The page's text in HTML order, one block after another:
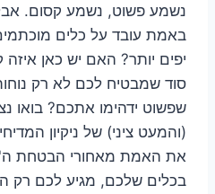
נשמע פשוט, נשמע קסום.
באמת עובד על כלים
יפים יותר? האם יש כאן
סוד שמבטיח לכם לא רק
שפשוט ידהימו אתכם? בואו
(והמעט ציני) של ניקיון
בכלים שלכם, מגיע לכם רק